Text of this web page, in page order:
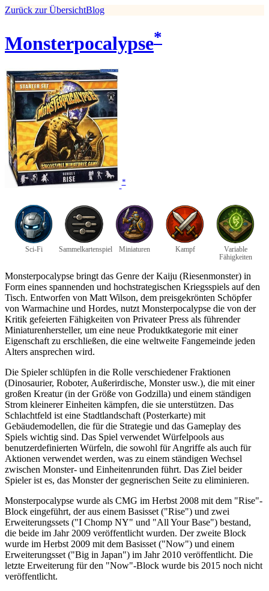
Zurück zur ÜbersichtBlog
Monsterpocalypse*
*
Sci-Fi Sammelkartenspiel Miniaturen Kampf
Variable
Fähigkeiten
Monsterpocalypse bringt das Genre der Kaiju (Riesenmonster) in
Form eines spannenden und hochstrategischen Kriegsspiels auf den
Tisch. Entworfen von Matt Wilson, dem preisgekrönten Schöpfer
von Warmachine und Hordes, nutzt Monsterpocalypse die von der
Kritik gefeierten Fähigkeiten von Privateer Press als führender
Miniaturenhersteller, um eine neue Produktkategorie mit einer
Eigenschaft zu erschließen, die eine weltweite Fangemeinde jeden
Alters ansprechen wird.
Die Spieler schlüpfen in die Rolle verschiedener Fraktionen
(Dinosaurier, Roboter, Außerirdische, Monster usw.), die mit einer
großen Kreatur (in der Größe von Godzilla) und einem ständigen
Strom kleinerer Einheiten kämpfen, die sie unterstützen. Das
Schlachtfeld ist eine Stadtlandschaft (Posterkarte) mit
Gebäudemodellen, die für die Strategie und das Gameplay des
Spiels wichtig sind. Das Spiel verwendet Würfelpools aus
benutzerdefinierten Würfeln, die sowohl für Angriffe als auch für
Aktionen verwendet werden, was zu einem ständigen Wechsel
zwischen Monster- und Einheitenrunden führt. Das Ziel beider
Spieler ist es, das Monster der gegnerischen Seite zu eliminieren.
Monsterpocalypse wurde als CMG im Herbst 2008 mit dem "Rise"-
Block eingeführt, der aus einem Basisset ("Rise") und zwei
Erweiterungssets ("I Chomp NY" und "All Your Base") bestand,
die beide im Jahr 2009 veröffentlicht wurden. Der zweite Block
wurde im Herbst 2009 mit dem Basisset ("Now") und einem
Erweiterungsset ("Big in Japan") im Jahr 2010 veröffentlicht. Die
letzte Erweiterung für den "Now"-Block wurde bis 2015 noch nicht
veröffentlicht.